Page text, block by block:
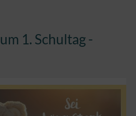
1. Schultag -